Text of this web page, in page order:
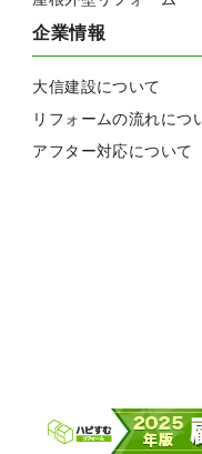
企業情報
大信建設について
リフォームの流れにつ
アフター対応について